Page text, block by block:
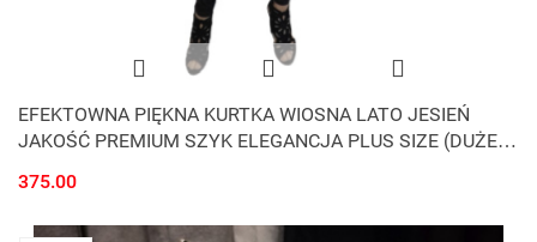
EFEKTOWNA PIĘKNA KURTKA WIOSNA LATO JESIEŃ
JAKOŚĆ PREMIUM SZYK ELEGANCJA PLUS SIZE (DUŻE
375.00